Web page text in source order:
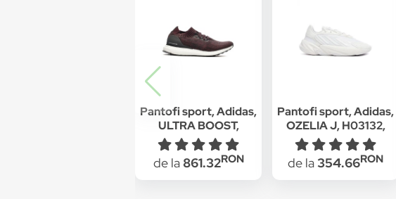
Pantofi sport, Adidas,
ULTRA BOOST,
BY2552, Textil, Rosu,
36 2/3 EU
de la 861.32RON
Pantofi sport, Adidas,
OZELIA J, H03132,
Textil, Alb, 36 2/3 EU
de la354.66RON